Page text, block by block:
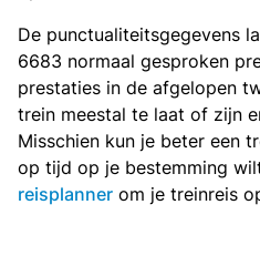
De punctualiteitsgegevens
6683 normaal gesproken
prestaties in de afgelopen
trein meestal te laat of zijn
Misschien kun je beter een
op tijd op je bestemming
reisplanner om je treinreis